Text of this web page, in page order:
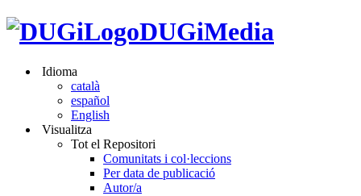
DUGiMedia
Idioma
català
español
English
Visualitza
Tot el Repositori
Comunitats i col·leccions
Per data de publicació
Autor/a